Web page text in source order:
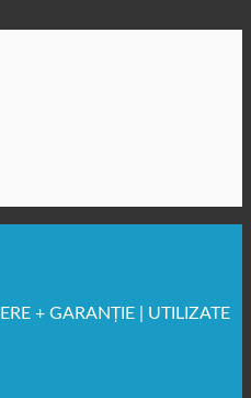
+ GARANȚIE | UTILIZATE